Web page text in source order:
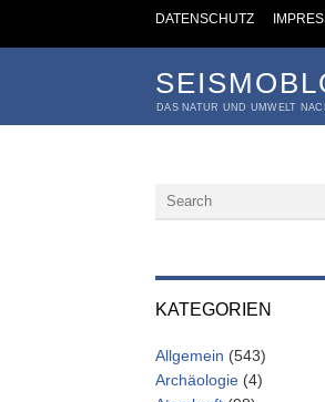
DATENSCHUTZ
DAS NATUR UND UMWELT
KATEGORIEN
Allgemein (543)
Archäologie (4)